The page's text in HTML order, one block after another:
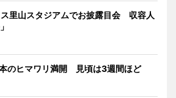
里山スタジアムでお披露目会 収容人
のヒマワリ満開 見頃は3週間ほど